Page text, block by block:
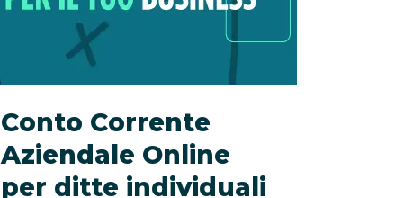
Conto Corrente
Aziendale Online
per ditte individuali